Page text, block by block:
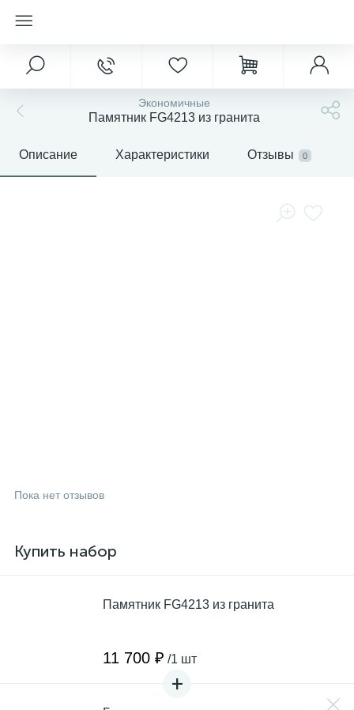
Экономичные
Памятник FG4213 из гранита
Описание Характеристики Отзывы 0
Пока нет отзывов
Купить набор
Памятник FG4213 из гранита
11 700 ₽ /1 шт